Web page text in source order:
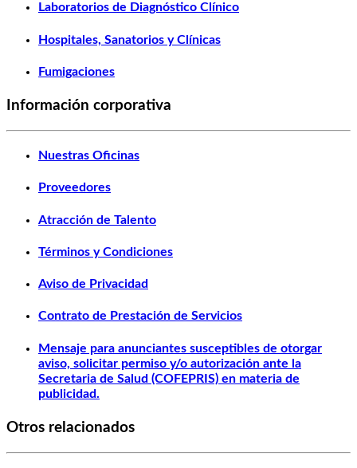
Laboratorios de Diagnóstico Clínico
Hospitales, Sanatorios y Clínicas
Fumigaciones
Información corporativa
Nuestras Oficinas
Proveedores
Atracción de Talento
Términos y Condiciones
Aviso de Privacidad
Contrato de Prestación de Servicios
Mensaje para anunciantes susceptibles de otorgar
aviso, solicitar permiso y/o autorización ante la
Secretaria de Salud (COFEPRIS) en materia de
publicidad.
Otros relacionados